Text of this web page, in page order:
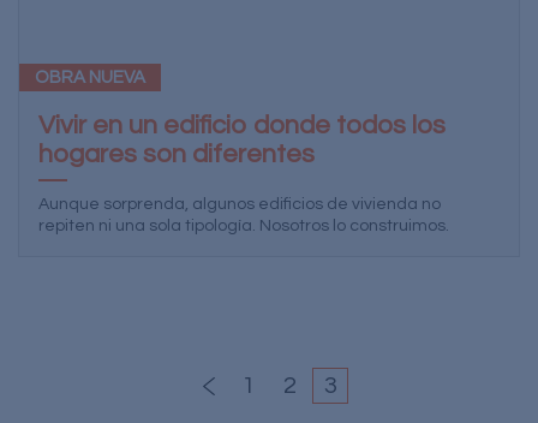
OBRA NUEVA
Vivir en un edificio donde todos los
hogares son diferentes
Aunque sorprenda, algunos edificios de vivienda no
repiten ni una sola tipología. Nosotros lo construimos.
1 2 3